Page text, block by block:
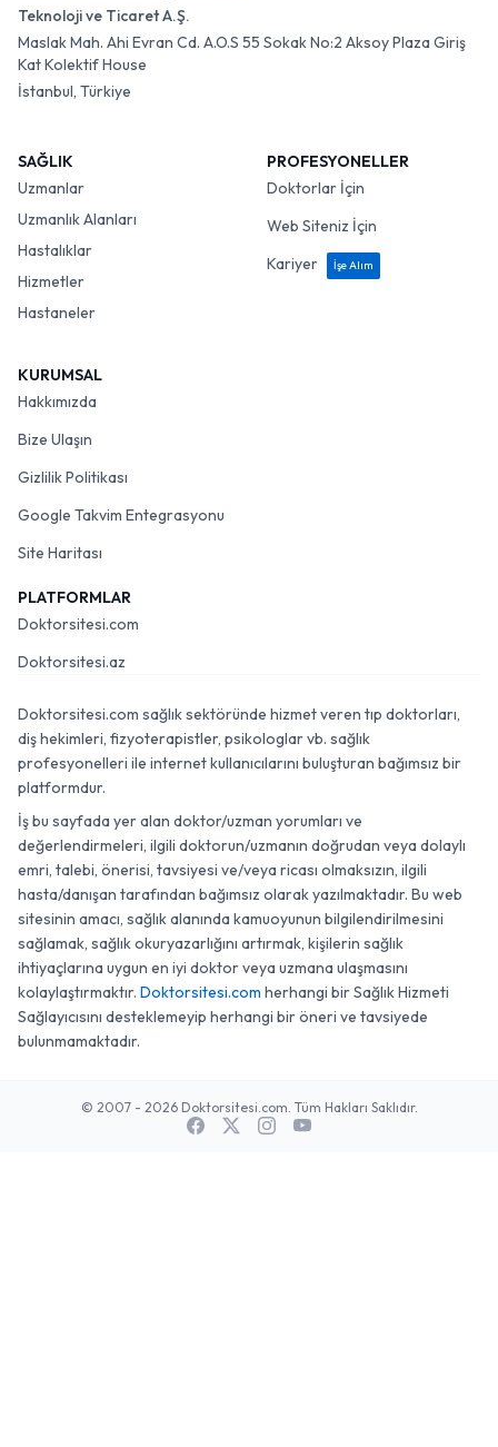
Teknoloji ve Ticaret A.Ş.
Maslak Mah. Ahi Evran Cd. A.O.S 55 Sokak No:2 Aksoy Plaza Giriş
Kat Kolektif House
İstanbul, Türkiye
SAĞLIK
Uzmanlar
Uzmanlık Alanları
Hastalıklar
Hizmetler
Hastaneler
PROFESYONELLER
Doktorlar İçin
Web Siteniz İçin
Kariyer
İşe Alım
KURUMSAL
Hakkımızda
Bize Ulaşın
Gizlilik Politikası
Google Takvim Entegrasyonu
Site Haritası
PLATFORMLAR
Doktorsitesi.com
Doktorsitesi.az
Doktorsitesi.com sağlık sektöründe hizmet veren tıp doktorları,
diş hekimleri, fizyoterapistler, psikologlar vb. sağlık
profesyonelleri ile internet kullanıcılarını buluşturan bağımsız bir
platformdur.
İş bu sayfada yer alan doktor/uzman yorumları ve
değerlendirmeleri, ilgili doktorun/uzmanın doğrudan veya dolaylı
emri, talebi, önerisi, tavsiyesi ve/veya ricası olmaksızın, ilgili
hasta/danışan tarafından bağımsız olarak yazılmaktadır. Bu web
sitesinin amacı, sağlık alanında kamuoyunun bilgilendirilmesini
sağlamak, sağlık okuryazarlığını artırmak, kişilerin sağlık
ihtiyaçlarına uygun en iyi doktor veya uzmana ulaşmasını
kolaylaştırmaktır. Doktorsitesi.com herhangi bir Sağlık Hizmeti
Sağlayıcısını desteklemeyip herhangi bir öneri ve tavsiyede
bulunmamaktadır.
© 2007 - 2026 Doktorsitesi.com. Tüm Hakları Saklıdır.